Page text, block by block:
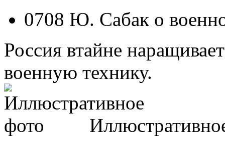
0708 Ю. Сабак о
Россия втайне
военную технику.